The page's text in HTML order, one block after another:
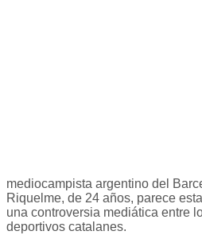
mediocampista argentino del
Riquelme, de 24 años, parece
una controversia mediática entre
deportivos catalanes.